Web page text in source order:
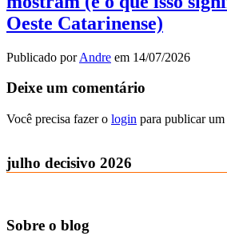
Oeste Catarinense)
Publicado porAndre em 14/07/2026
Deixe um comentário
Você precisa fazer o login para publicar
julho decisivo 2026
Sobre o blog